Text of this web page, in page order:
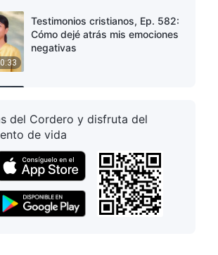
Testimonios cristianos, Ep. 582:
Cómo dejé atrás mis emociones
negativas
Testimonios cristianos, Ep. 580:
Mis días agonizantes de no
comprender a Dios
del Cordero y disfruta del
de vida